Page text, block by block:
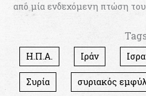
από μία ενδεχόμενη πτώση
Η.Π.Α. Ιράν
Συρία συριακός